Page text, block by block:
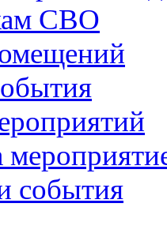
СВО
события